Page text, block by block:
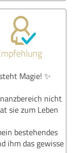
Magie! ✨
nicht
sie zum Leben
bestehendes
ihm das gewisse